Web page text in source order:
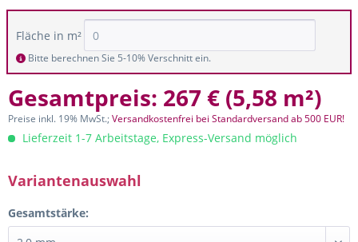
Fläche in m²
Bitte berechnen Sie 5-10% Verschnitt ein.
Gesamtpreis: 267 € (5,58 m²)
Preise inkl. 19% MwSt.;Versandkostenfrei bei Standardversand ab 500 EUR!
Lieferzeit 1-7 Arbeitstage, Express-Versand möglich
Variantenauswahl
Gesamtstärke: